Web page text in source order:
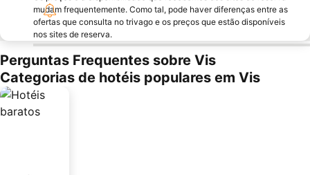
mudam frequentemente. Como tal, pode haver diferenças entre as
ofertas que consulta no trivago e os preços que estão disponíveis
nos sites de reserva.
Perguntas Frequentes sobre Vis
Categorias de hotéis populares em Vis